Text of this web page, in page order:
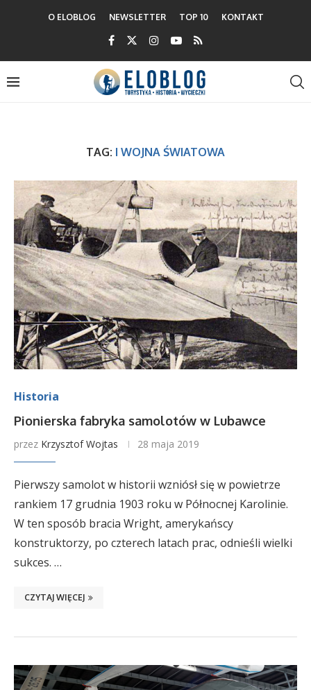
O ELOBLOG NEWSLETTER TOP 10 KONTAKT
TAG: I WOJNA ŚWIATOWA
Historia
Pionierska fabryka samolotów w Lubawce
przez Krzysztof Wojtas 28 maja 2019
Pierwszy samolot w historii wzniósł się w powietrze
rankiem 17 grudnia 1903 roku w Północnej Karolinie.
W ten sposób bracia Wright, amerykańscy
konstruktorzy, po czterech latach prac, odnieśli wielki
sukces. …
CZYTAJ WIĘCEJ